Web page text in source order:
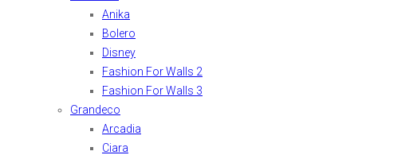
Anika
Bolero
Disney
Fashion For Walls 2
Fashion For Walls 3
Grandeco
Arcadia
Ciara